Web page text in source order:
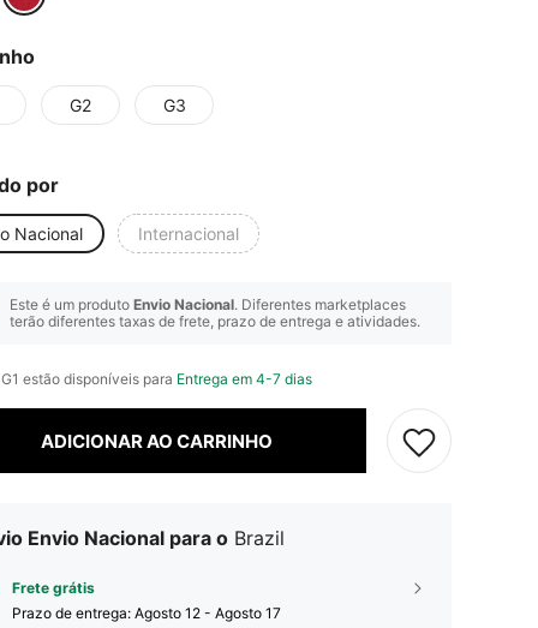
G2 G3
por
Nacional Internacional
Este é um produto Envio Nacional. Diferentes marketplaces
terão diferentes taxas de frete, prazo de entrega e atividades.
estão disponíveis para Entrega em 4-7 dias
ADICIONAR AO CARRINHO
Envio Nacional para o Brazil
Frete grátis
Prazo de entrega: Agosto 12 - Agosto 17